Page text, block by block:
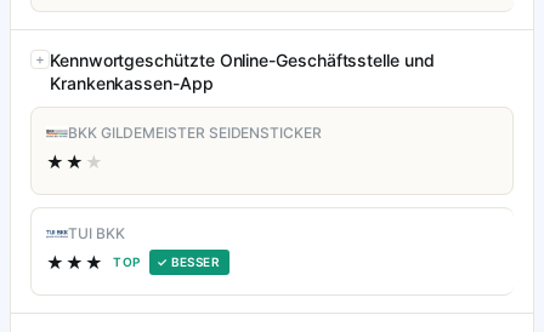
Kennwortgeschützte Online-Geschäftsstelle und
Krankenkassen-App
BKK GILDEMEISTER SEIDENSTICKER
★★ ★
TUI BKK
★★★ TOP ✓ BESSER